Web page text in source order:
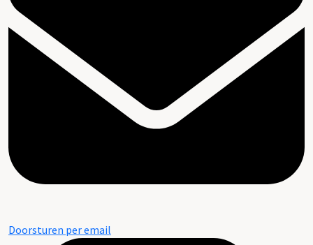
Doorsturen per email